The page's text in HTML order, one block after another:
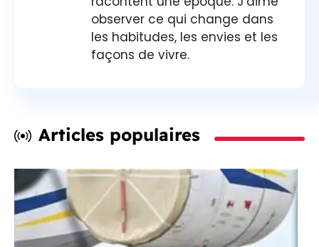
observer ce qui change dans
les habitudes, les envies et les
façons de vivre.
Articles populaires